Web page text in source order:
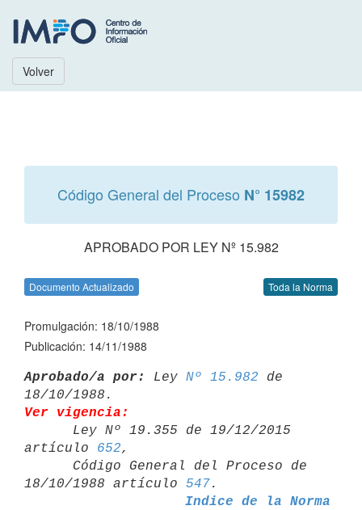
Volver
Código General del Proceso N° 15982
APROBADO POR LEY Nº 15.982
Documento Actualizado Toda la Norma
Promulgación: 18/10/1988
Publicación: 14/11/1988
Aprobado/a por: Ley Nº 15.982 de
Ver vigencia:
artículo 652,
18/10/1988 artículo 547
Indice de la Norma